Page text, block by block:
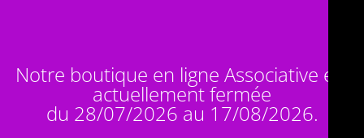
Notre boutique en ligne Associative est
actuellement fermée
du 28/07/2026 au 17/08/2026.